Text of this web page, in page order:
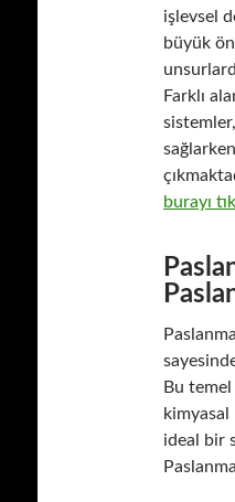
işlevsel
büyük
Farklı
burayı
Bu
kimyasal
ideal bir